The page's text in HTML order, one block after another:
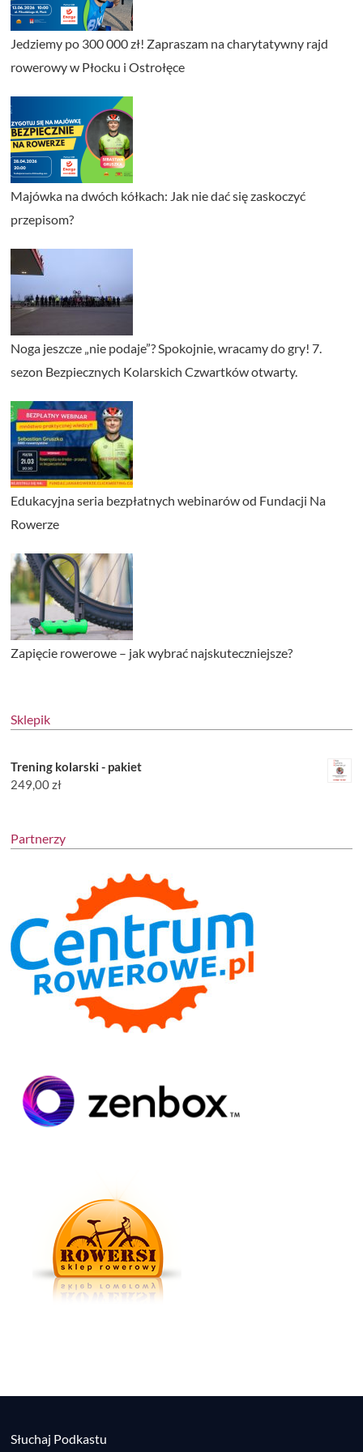
Jedziemy po 300 000 zł! Zapraszam na charytatywny rajd
rowerowy w Płocku i Ostrołęce
Majówka na dwóch kółkach: Jak nie dać się zaskoczyć
przepisom?
Noga jeszcze „nie podaje”? Spokojnie, wracamy do gry! 7.
sezon Bezpiecznych Kolarskich Czwartków otwarty.
Edukacyjna seria bezpłatnych webinarów od Fundacji Na
Rowerze
Zapięcie rowerowe – jak wybrać najskuteczniejsze?
Sklepik
Trening kolarski - pakiet
249,00zł
Partnerzy
Słuchaj Podkastu